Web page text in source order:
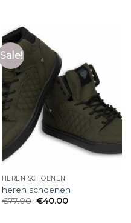
Sale!
HEREN SCHOENEN
heren schoenen
€77.00 €40.00